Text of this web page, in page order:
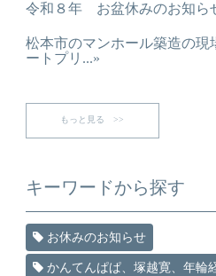
令和８年 お盆休みのお知ら
松本市のマンホール築造の現
ートプリ...»
もっと見る >>
キーワードから探す
お休みのお知らせ
かんてんぱぱ、塚越寛、年輪